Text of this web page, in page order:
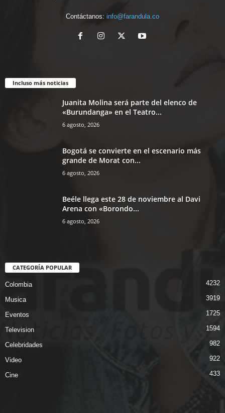
Contáctanos: info@farandula.co
Incluso más noticias
Juanita Molina será parte del elenco de
«Burundanga» en el Teatro...
6 agosto, 2026
Bogotá se convierte en el escenario más
grande de Morat con...
6 agosto, 2026
Beéle llega este 28 de noviembre al Davi
Arena con «Borondo...
6 agosto, 2026
CATEGORÍA POPULAR
Colombia 4232
Musica 3919
Eventos 1725
Television 1594
Celebridades 982
Video 922
Cine 433